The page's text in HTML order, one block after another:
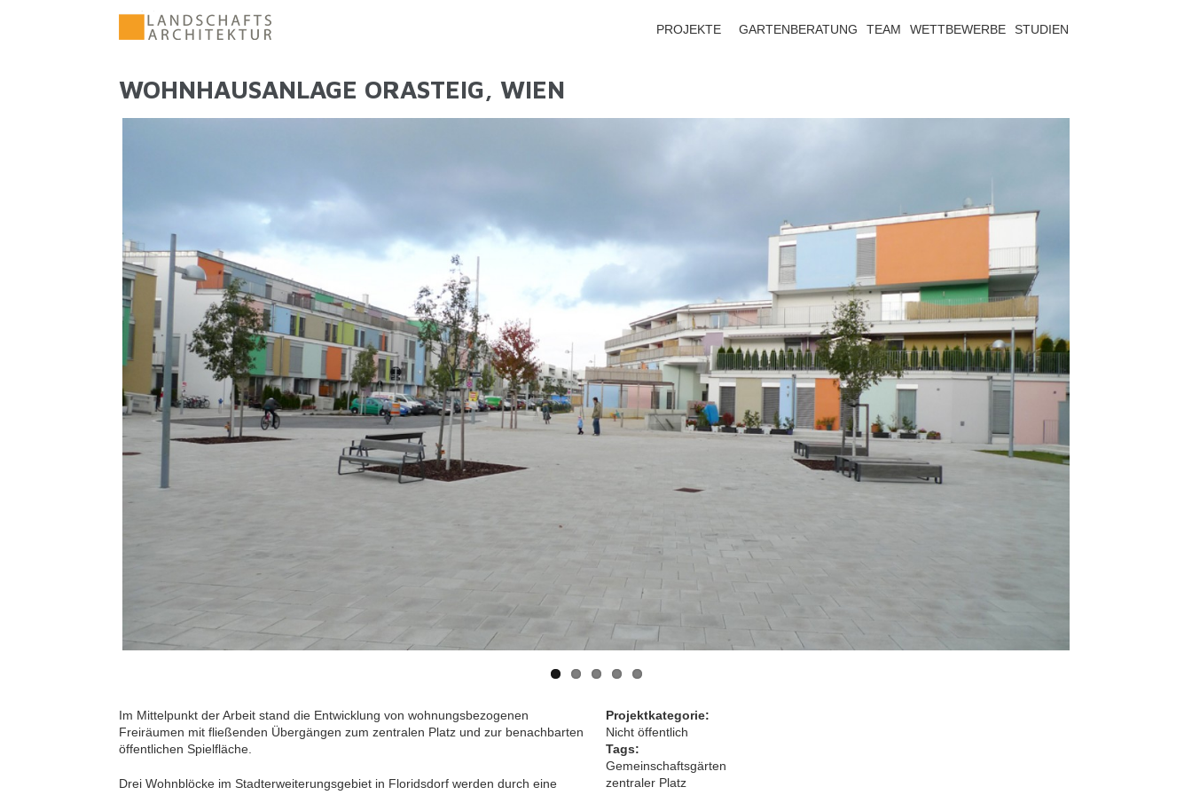
PROJEKTE
GARTENBERATUNG TEAM WETTBEWERBE STUDIEN
SIE SIND HIER
WOHNHAUSANLAGE ORASTEIG, WIEN
Im Mittelpunkt der Arbeit stand die Entwicklung von wohnungsbezogenen
Freiräumen mit fließenden Übergängen zum zentralen Platz und zur benachbarten
öffentlichen Spielfläche.
Drei Wohnblöcke im Stadterweiterungsgebiet in Floridsdorf werden durch eine
Projektkategorie:
Nicht öffentlich
Tags:
Gemeinschaftsgärten
zentraler Platz